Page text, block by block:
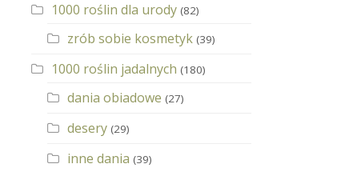
1000 roślin dla urody (82)
zrób sobie kosmetyk (39)
1000 roślin jadalnych (180)
dania obiadowe (27)
desery (29)
inne dania (39)